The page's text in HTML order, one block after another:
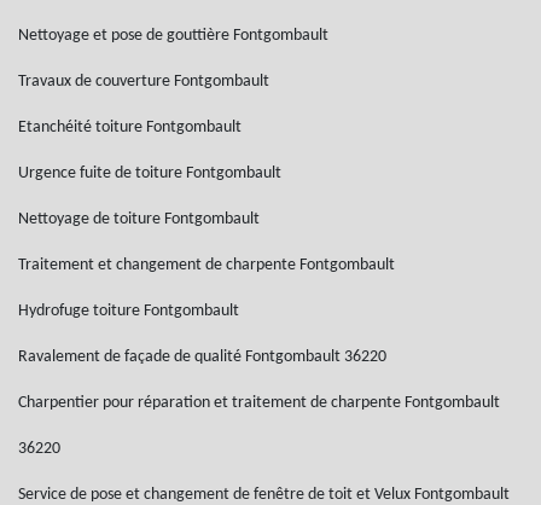
Nettoyage et pose de gouttière Fontgombault
Travaux de couverture Fontgombault
Etanchéité toiture Fontgombault
Urgence fuite de toiture Fontgombault
Nettoyage de toiture Fontgombault
Traitement et changement de charpente Fontgombault
Hydrofuge toiture Fontgombault
Ravalement de façade de qualité Fontgombault 36220
Charpentier pour réparation et traitement de charpente Fontgombault
36220
Service de pose et changement de fenêtre de toit et Velux Fontgombault